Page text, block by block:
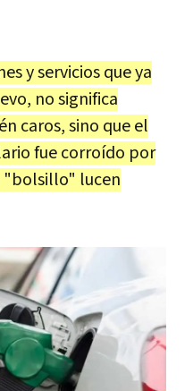
y servicios que ya
no significa
caros, sino que el
fue corroído por
"bolsillo" lucen